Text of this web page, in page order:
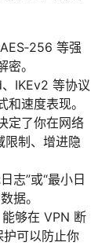
等强
。
IKEv2 等协议
速度表现。
定了你在网络
限制、增进隐
志”或“最小日
据。
够在 VPN 断
可以防止你